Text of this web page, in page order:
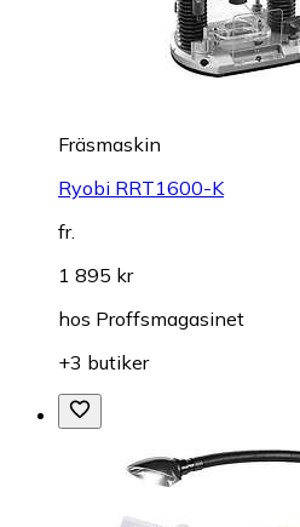
Fräsmaskin
Ryobi RRT1600-K
fr.
1 895 kr
hos Proffsmagasinet
+3 butiker